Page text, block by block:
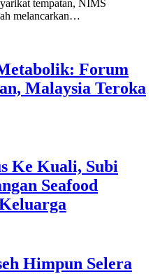
tempatan, NIMS
melancarkan…
Forum
Malaysia Teroka
Ke Kuali, Subi
Seafood
Himpun Selera